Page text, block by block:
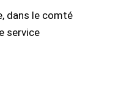
dans le comté
service